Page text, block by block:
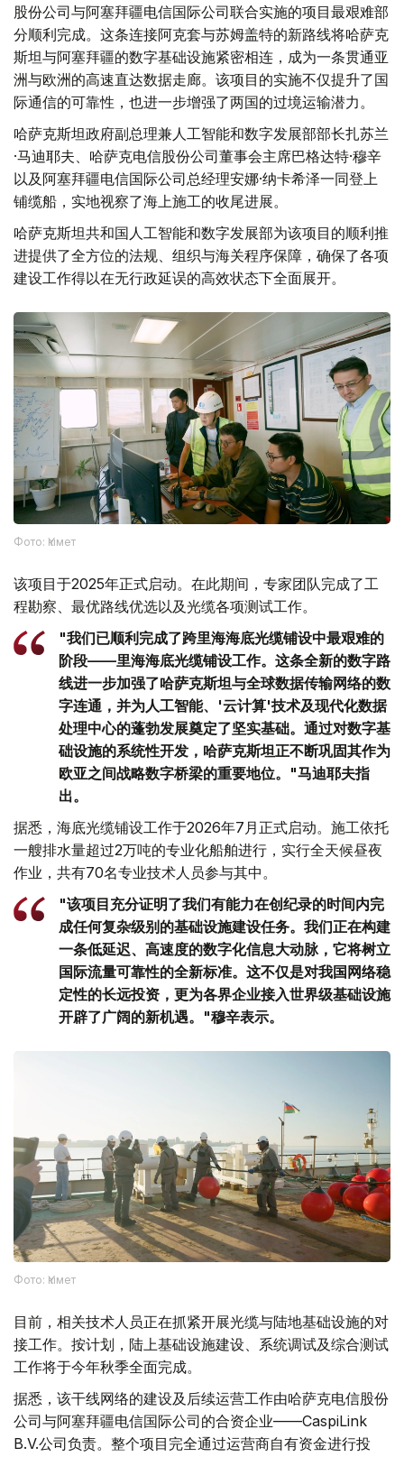
股份公司与阿塞拜疆电信国际公司联合实施的项目最艰难部
分顺利完成。这条连接阿克套与苏姆盖特的新路线将哈萨克
斯坦与阿塞拜疆的数字基础设施紧密相连，成为一条贯通亚
洲与欧洲的高速直达数据走廊。该项目的实施不仅提升了国
际通信的可靠性，也进一步增强了两国的过境运输潜力。
哈萨克斯坦政府副总理兼人工智能和数字发展部部长扎苏兰
·马迪耶夫、哈萨克电信股份公司董事会主席巴格达特·穆辛
以及阿塞拜疆电信国际公司总经理安娜·纳卡希泽一同登上
铺缆船，实地视察了海上施工的收尾进展。
哈萨克斯坦共和国人工智能和数字发展部为该项目的顺利推
进提供了全方位的法规、组织与海关程序保障，确保了各项
建设工作得以在无行政延误的高效状态下全面展开。
Фото: Үкімет
该项目于2025年正式启动。在此期间，专家团队完成了工
程勘察、最优路线优选以及光缆各项测试工作。
"我们已顺利完成了跨里海海底光缆铺设中最艰难的
阶段——里海海底光缆铺设工作。这条全新的数字路
线进一步加强了哈萨克斯坦与全球数据传输网络的数
字连通，并为人工智能、'云计算'技术及现代化数据
处理中心的蓬勃发展奠定了坚实基础。通过对数字基
础设施的系统性开发，哈萨克斯坦正不断巩固其作为
欧亚之间战略数字桥梁的重要地位。"马迪耶夫指
出。
据悉，海底光缆铺设工作于2026年7月正式启动。施工依托
一艘排水量超过2万吨的专业化船舶进行，实行全天候昼夜
作业，共有70名专业技术人员参与其中。
"该项目充分证明了我们有能力在创纪录的时间内完
成任何复杂级别的基础设施建设任务。我们正在构建
一条低延迟、高速度的数字化信息大动脉，它将树立
国际流量可靠性的全新标准。这不仅是对我国网络稳
定性的长远投资，更为各界企业接入世界级基础设施
开辟了广阔的新机遇。"穆辛表示。
Фото: Үкімет
目前，相关技术人员正在抓紧开展光缆与陆地基础设施的对
接工作。按计划，陆上基础设施建设、系统调试及综合测试
工作将于今年秋季全面完成。
据悉，该干线网络的建设及后续运营工作由哈萨克电信股份
公司与阿塞拜疆电信国际公司的合资企业——CaspiLink
B.V.公司负责。整个项目完全通过运营商自有资金进行投